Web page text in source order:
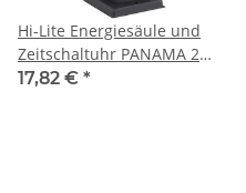
Hi-Lite Energiesäule und
Zeitschaltuhr PANAMA 2
Steckdosen
17,82 € *